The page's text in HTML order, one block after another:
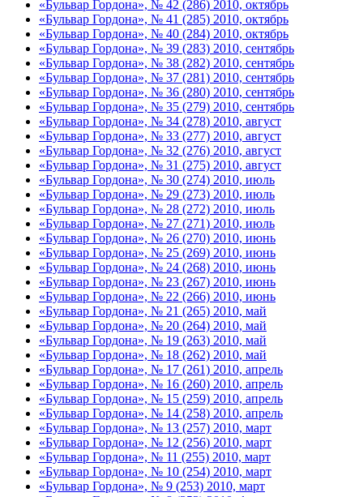
«Бульвар Гордона», № 42 (286) 2010, октябрь
«Бульвар Гордона», № 41 (285) 2010, октябрь
«Бульвар Гордона», № 40 (284) 2010, октябрь
«Бульвар Гордона», № 39 (283) 2010, сентябрь
«Бульвар Гордона», № 38 (282) 2010, сентябрь
«Бульвар Гордона», № 37 (281) 2010, сентябрь
«Бульвар Гордона», № 36 (280) 2010, сентябрь
«Бульвар Гордона», № 35 (279) 2010, сентябрь
«Бульвар Гордона», № 34 (278) 2010, август
«Бульвар Гордона», № 33 (277) 2010, август
«Бульвар Гордона», № 32 (276) 2010, август
«Бульвар Гордона», № 31 (275) 2010, август
«Бульвар Гордона», № 30 (274) 2010, июль
«Бульвар Гордона», № 29 (273) 2010, июль
«Бульвар Гордона», № 28 (272) 2010, июль
«Бульвар Гордона», № 27 (271) 2010, июль
«Бульвар Гордона», № 26 (270) 2010, июнь
«Бульвар Гордона», № 25 (269) 2010, июнь
«Бульвар Гордона», № 24 (268) 2010, июнь
«Бульвар Гордона», № 23 (267) 2010, июнь
«Бульвар Гордона», № 22 (266) 2010, июнь
«Бульвар Гордона», № 21 (265) 2010, май
«Бульвар Гордона», № 20 (264) 2010, май
«Бульвар Гордона», № 19 (263) 2010, май
«Бульвар Гордона», № 18 (262) 2010, май
«Бульвар Гордона», № 17 (261) 2010, апрель
«Бульвар Гордона», № 16 (260) 2010, апрель
«Бульвар Гордона», № 15 (259) 2010, апрель
«Бульвар Гордона», № 14 (258) 2010, апрель
«Бульвар Гордона», № 13 (257) 2010, март
«Бульвар Гордона», № 12 (256) 2010, март
«Бульвар Гордона», № 11 (255) 2010, март
«Бульвар Гордона», № 10 (254) 2010, март
«Бульвар Гордона», № 9 (253) 2010, март